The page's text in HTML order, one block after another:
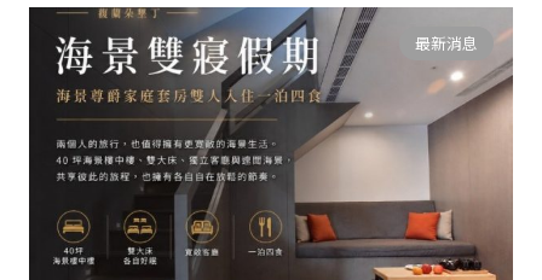
最新消息